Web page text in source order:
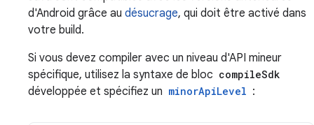
d'Android grâce au désucrage, qui doit être activé dans
votre build.
Si vous devez compiler avec un niveau d'API mineur
spécifique, utilisez la syntaxe de bloc compileSdk
développée et spécifiez un minorApiLevel :